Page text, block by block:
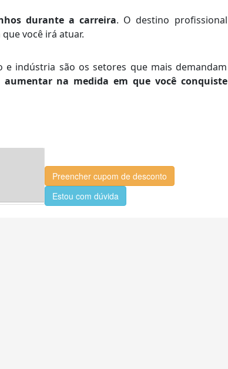
durante a carreira. O destino profissional
você irá atuar.
e indústria são os setores que mais demandam
aumentar na medida em que você conquiste
Preencher cupom de desconto
Estou com dúvida